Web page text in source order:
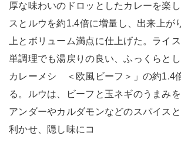
厚な味わいのドロッとしたカレーを楽
スとルウを約1.4倍に増量し、出来上が
上とボリューム満点に仕上げた。ライ
単調理でも湯戻りの良い、ふっくらと
カレーメシ ＜欧風ビーフ＞」の約1.4
る。ルウは、ビーフと玉ネギのうまみ
アンダーやカルダモンなどのスパイス
利かせ、隠し味にコ